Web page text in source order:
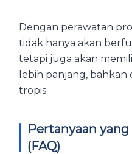
Dengan perawatan
tidak hanya akan
tetapi juga akan
lebih panjang,
tropis.
Pertanyaan
(FAQ)